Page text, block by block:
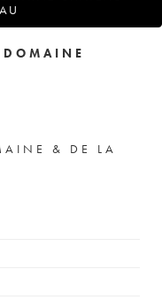
DOMAINE
& DE LA